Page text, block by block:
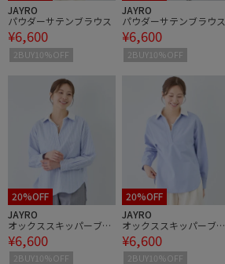
JAYRO
パウダーサテンブラウス
¥6,600
2BUY10%OFF
JAYRO
パウダーサテンブラウス
¥6,600
2BUY10%OFF
20%OFF
JAYRO
オックススキッパーブラ
ウス
¥6,600
2BUY10%OFF
20%OFF
JAYRO
オックススキッパーブラ
ウス
¥6,600
2BUY10%OFF